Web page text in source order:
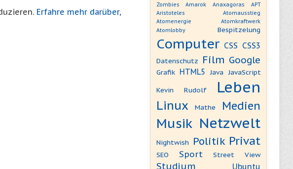
Erfahre mehr darüber,
Zombies
Amarok Anaxagoras
APT
Aristoteles
Atomausstieg
Atomenergie
Atomkraftwerk
Atomlobby
Bespitzelung
Computer CSS CSS3
Datenschutz Film Google
Grafik HTML5 Java
JavaScript
Kevin Rudolf
Leben
Linux Mathe Medien
Musik Netzwelt
Nightwish Politik Privat
SEO Sport Street View
Studium
Ubuntu